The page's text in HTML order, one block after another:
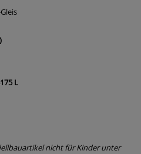
L
nicht für Kinder unter